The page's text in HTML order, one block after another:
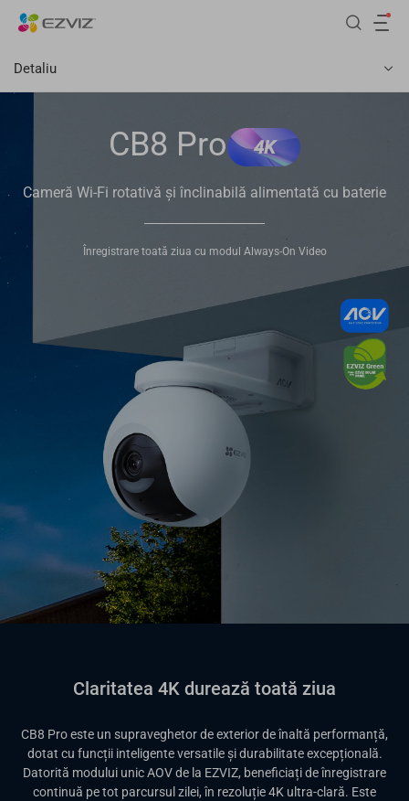
Detaliu
CB8 Pro 4K
Cameră Wi-Fi rotativă și înclinabilă alimentată cu baterie
Înregistrare toată ziua cu modul Always-On Video
Claritatea 4K durează toată ziua
CB8 Pro este un supraveghetor de exterior de înaltă performanță,
dotat cu funcții inteligente versatile și durabilitate excepțională.
Datorită modului unic AOV de la EZVIZ, beneficiați de înregistrare
continuă pe tot parcursul zilei, în rezoluție 4K ultra-clară. Este